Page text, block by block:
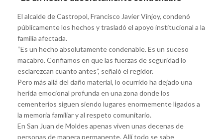
El alcalde de Castropol, Francisco Javier Vinjoy, condenó
públicamente los hechos y trasladó el apoyo institucional a la
familia afectada.
“Es un hecho absolutamente condenable. Es un suceso
macabro. Confiamos en que las fuerzas de seguridad lo
esclarezcan cuanto antes”, señaló el regidor.
Pero más allá del daño material, lo ocurrido ha dejado una
herida emocional profunda en una zona donde los
cementerios siguen siendo lugares enormemente ligados a
la memoria familiar y al respeto comunitario.
En San Juan de Moldes apenas viven unas decenas de
personas de manera permanente. Allí todo se sabe